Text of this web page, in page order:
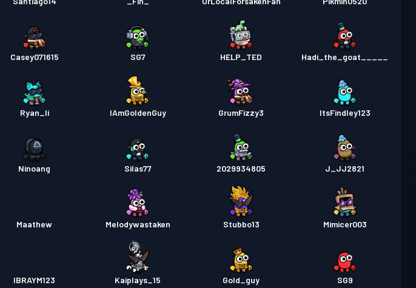
Casey071615 SG7 HELP_TED Hadi_the_goat_____
Ryan_li IAmGoldenGuy GrumFizzy3 ItsFindley123
Ninoang Silas77 2029934805 J_JJ2821
Maathew Melodywastaken Stubbo13 Mimicer003
IBRAYM123 Kaiplays_15 Gold_guy SG9